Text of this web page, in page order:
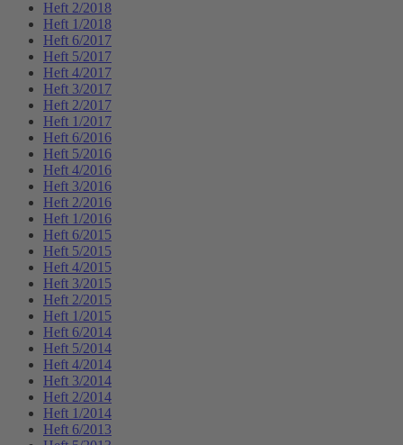
Heft 2/2018
Heft 1/2018
Heft 6/2017
Heft 5/2017
Heft 4/2017
Heft 3/2017
Heft 2/2017
Heft 1/2017
Heft 6/2016
Heft 5/2016
Heft 4/2016
Heft 3/2016
Heft 2/2016
Heft 1/2016
Heft 6/2015
Heft 5/2015
Heft 4/2015
Heft 3/2015
Heft 2/2015
Heft 1/2015
Heft 6/2014
Heft 5/2014
Heft 4/2014
Heft 3/2014
Heft 2/2014
Heft 1/2014
Heft 6/2013